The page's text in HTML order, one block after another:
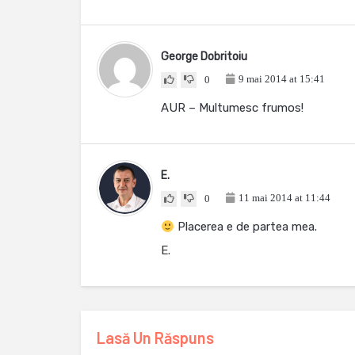
George Dobritoiu
0 9 mai 2014 at 15:41
AUR – Multumesc frumos!
E.
0 11 mai 2014 at 11:44
Placerea e de partea mea.
E.
Lasă Un Răspuns